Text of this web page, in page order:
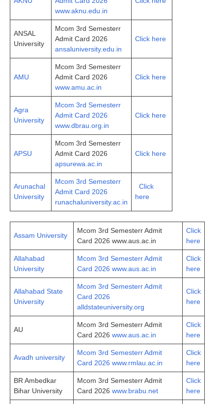
www.aknu.edu.in
ANSAL
University
Mcom 3rd Semesterr
Admit Card 2026
ansaluniversity.edu.in
Click here
AMU
Mcom 3rd Semesterr
Admit Card 2026
www.amu.ac.in
Click here
Agra
University
Mcom 3rd Semesterr
Admit Card 2026
www.dbrau.org.in
Click here
APSU
Mcom 3rd Semesterr
Admit Card 2026
apsurewa.ac.in
Click here
Arunachal
University
Mcom 3rd Semesterr
Admit Card 2026
runachaluniversity.ac.in
Click
here
Assam University
Mcom 3rd Semesterr Admit
Card 2026 www.aus.ac.in
Cli­ck
here
Allahabad
University
Mcom 3rd Semesterr Admit
Card 2026 www.aus.ac.in
Click
here
Allahabad State
University
Mcom 3rd Semesterr Admit
Card 2026
alldstateuniversity.org
Click
here
AU
Mcom 3rd Semesterr Admit
Card 2026 www.aus.ac.in
Click
here
Avadh university
Mcom 3rd Semesterr Admit
Card 2026 www.rmlau.ac.in
Click
here
BR Ambedkar
Bihar University
Mcom 3rd Semesterr Admit
Card 2026 www.brabu.net
Click
here